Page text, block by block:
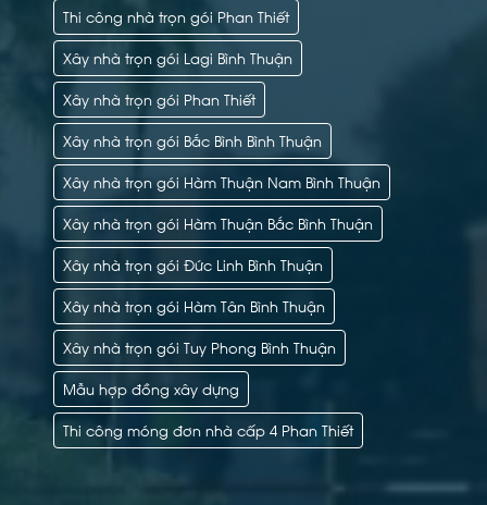
Thi công nhà trọn gói Phan Thiết
Xây nhà trọn gói Lagi Bình Thuận
Xây nhà trọn gói Phan Thiết
Xây nhà trọn gói Bắc Bình Bình Thuận
Xây nhà trọn gói Hàm Thuận Nam Bình Thuận
Xây nhà trọn gói Hàm Thuận Bắc Bình Thuận
Xây nhà trọn gói Đức Linh Bình Thuận
Xây nhà trọn gói Hàm Tân Bình Thuận
Xây nhà trọn gói Tuy Phong Bình Thuận
Mẫu hợp đồng xây dựng
Thi công móng đơn nhà cấp 4 Phan Thiết